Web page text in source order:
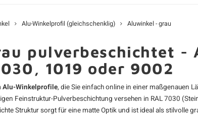
weiß
grau
nach RAL
Alu-Winkelprofil (gleichschenklig) Aluwinkel - grau
pulverbeschichtet -
1019 oder 9002
Alu-Winkelprofile, die Sie einfach online in einer maßgenauen
Feinstruktur-Pulverbeschichtung versehen in RAL 7030
Struktur sorgt für eine matte Optik und ist ideal als stilvolle